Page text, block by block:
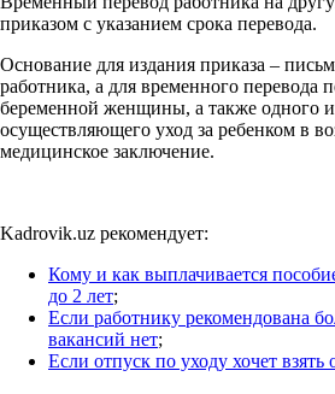
приказом с указанием срока перевода.
Основание для издания приказа –
работника, а для временного перевода
беременной женщины, а также одного
осуществляющего уход за ребенком в
медицинское заключение.
Kadrovik.uz рекомендует:
Кому и как выплачивается
до 2 лет;
Если работнику рекомендована
вакансий нет;
Если отпуск по уходу хочет взять